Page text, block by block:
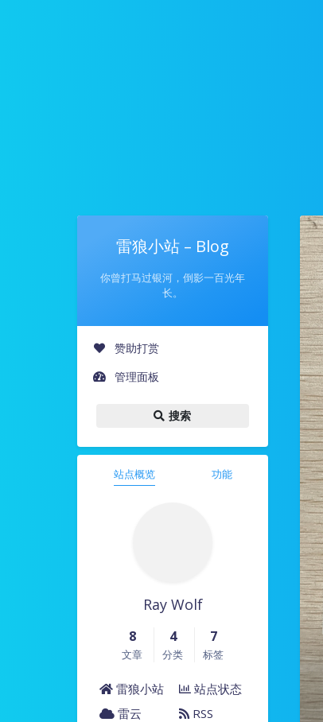
雷狼小站 – Blog
你曾打马过银河，倒影一百光年
长。
赞助打赏
管理面板
搜索
站点概览 功能
Ray Wolf
8
文章
4
分类
7
标签
雷狼小站
站点状态
雷云
RSS